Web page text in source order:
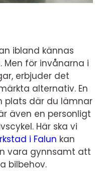
ibland kännas
för invånarna i
erbjuder det
alternativ. En
plats där du lämnar
även en personligt
Här ska vi
i Falun kan
vara gynnsamt att
bilbehov.